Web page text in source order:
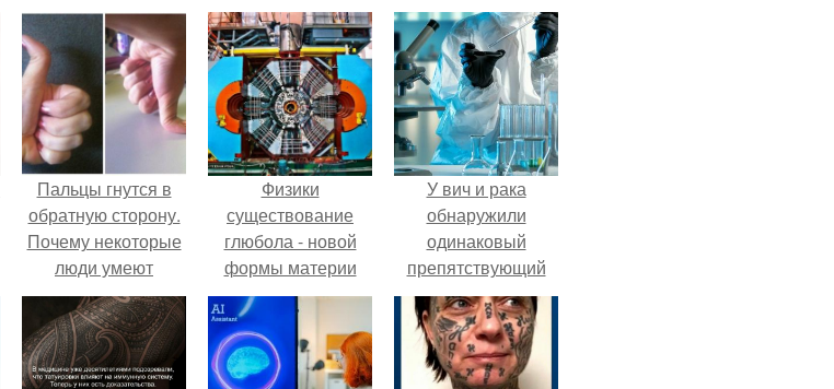
Пальцы гнутся в
обратную сторону.
Почему некоторые
люди умеют
выгибать палец в
обратную сторону?
Физики
существование
глюбола - новой
формы материи
подтвердили.
У вич и рака
обнаружили
одинаковый
препятствующий
лечению механизм.